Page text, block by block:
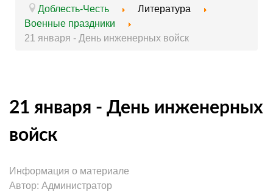
Доблесть-Честь
Литература
Военные праздники
21 января - День инженерных войск
21 января - День инженерных
войск
Информация о материале
Автор: Администратор